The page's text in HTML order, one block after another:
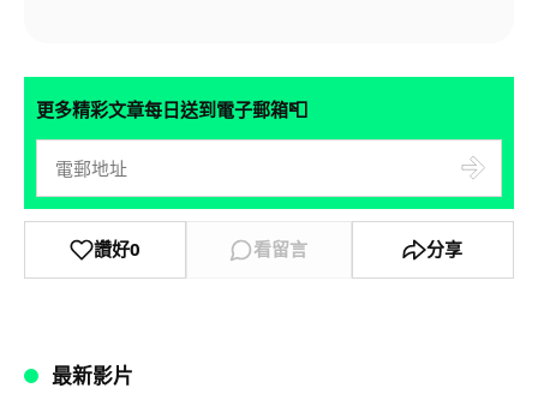
更多精彩文章每日送到電子郵箱📮
讚好0 看留言 分享
最新影片